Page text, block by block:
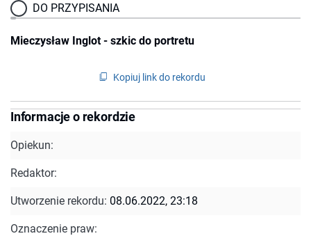
DO PRZYPISANIA
Mieczysław Inglot - szkic do portretu
Kopiuj link do rekordu
Informacje o rekordzie
Opiekun:
Redaktor:
Utworzenie rekordu: 08.06.2022, 23:18
Oznaczenie praw: